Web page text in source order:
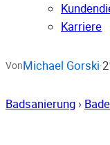
Karriere
VonMichael Gorski·
Badsanierung ›